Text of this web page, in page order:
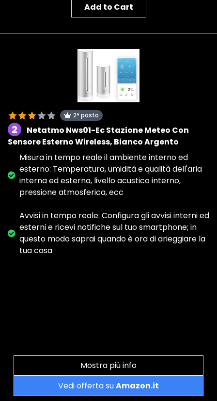
Add to Cart
2° posto
2
Netatmo Nws01-Ec Stazione Meteo Con
Sensore Esterno Wireless, Bianco Argento
Misura in tempo reale il ambiente interno ed
esterno: Temperatura, umidità e qualità dell'aria
interna ed esterna, livello acustico interno,
pressione atmosferica, ecc
Avvisi in tempo reale: Configura gli avvisi interni ed
esterni e ricevi notifiche sul tuo smartphone; in
questo modo saprai quando è ora di arieggiare la
tua casa
Mostra più info
Vedi offerta suAmazon.it